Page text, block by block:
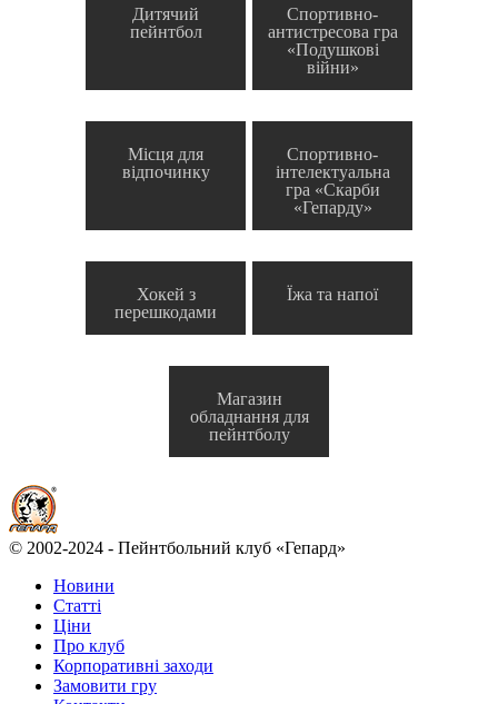
Дитячий
пейнтбол
Спортивно-
антистресова гра
«Подушкові
війни»
Місця для
відпочинку
Спортивно-
інтелектуальна
гра «Скарби
«Гепарду»
Хокей з
перешкодами
Їжа та напої
Магазин
обладнання для
пейнтболу
© 2002-2024 - Пейнтбольний клуб «Гепард»
Новини
Статті
Ціни
Про клуб
Корпоративні заходи
Замовити гру